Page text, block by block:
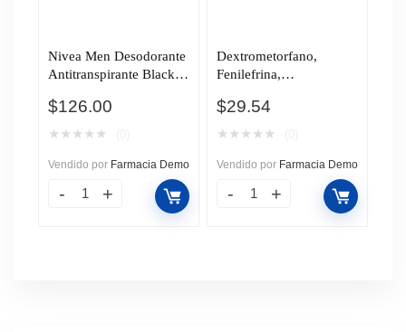
Nivea Men Desodorante
Antitranspirante Black &
XL en Aerosol, 200 ml.
$126.00
★ ★ ★ ★ ★
Vendido por Farmacia Demo
Dextrometorfano,
Fenilefrina,
Paracetamol 12 Cápsulas
Pharmalife.
$29.54
★ ★ ★ ★ ★
Vendido por Farmacia Demo